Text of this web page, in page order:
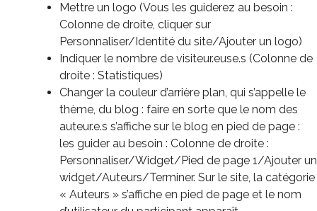
Mettre un logo (Vous les guiderez au besoin :
Colonne de droite, cliquer sur
Personnaliser/Identité du site/Ajouter un logo)
Indiquer le nombre de visiteur.euse.s (Colonne de
droite : Statistiques)
Changer la couleur d’arrière plan, qui s’appelle le
thème, du blog : faire en sorte que le nom des
auteur.e.s s’affiche sur le blog en pied de page :
les guider au besoin : Colonne de droite :
Personnaliser/Widget/Pied de page 1/Ajouter un
widget/Auteurs/Terminer. Sur le site, la catégorie
« Auteurs » s’affiche en pied de page et le nom